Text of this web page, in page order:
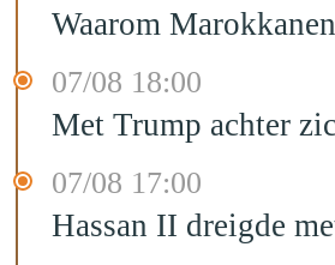
Waarom
07/08 18:00
Met Trump achter
07/08 17:00
Hassan II dreigde